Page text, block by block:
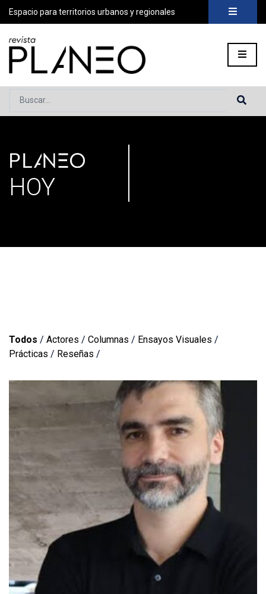
Espacio para territorios urbanos y regionales
Buscar...
Portada » Secciones
PLANEO
HOY
Todos / Actores / Columnas / Ensayos Visuales /
Prácticas / Reseñas /